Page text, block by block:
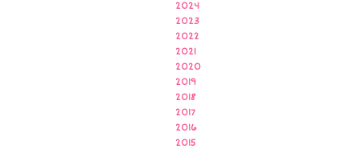
2024
2023
2022
2021
2020
2019
2018
2017
2016
2015